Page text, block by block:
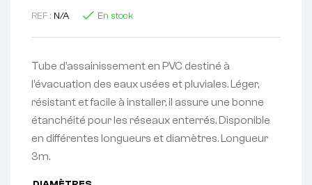
REF : N/A En stock
Tube d’assainissement en PVC destiné à
l’évacuation des eaux usées et pluviales. Léger,
résistant et facile à installer, il assure une bonne
étanchéité pour les réseaux enterrés. Disponible
en différentes longueurs et diamètres. Longueur
3m.